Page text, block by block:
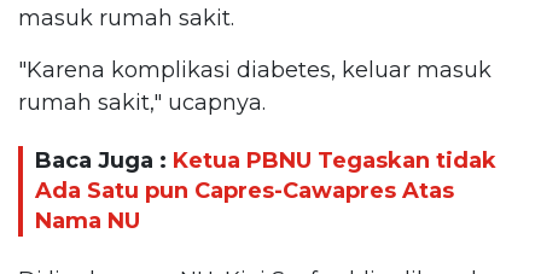
masuk rumah sakit.
"Karena komplikasi diabetes, keluar masuk
rumah sakit," ucapnya.
Baca Juga : Ketua PBNU Tegaskan tidak
Ada Satu pun Capres-Cawapres Atas
Nama NU